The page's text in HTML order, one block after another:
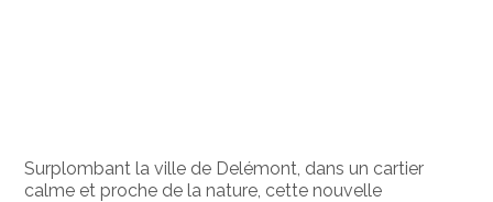
Surplombant la ville de Delémont, dans un cartier
calme et proche de la nature, cette nouvelle